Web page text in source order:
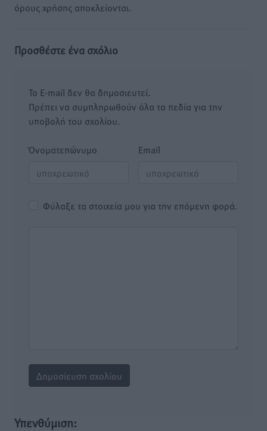
όρους χρήσης αποκλείονται.
Προσθέστε ένα σχόλιο
Το E-mail δεν θα δημοσιευτεί.
Πρέπει να συμπληρωθούν όλα τα πεδία για την
υποβολή του σχολίου.
Όνοματεπώνυμο Email
Φύλαξε τα στοιχεία μου για την επόμενη φορά.
Υπενθύμιση: